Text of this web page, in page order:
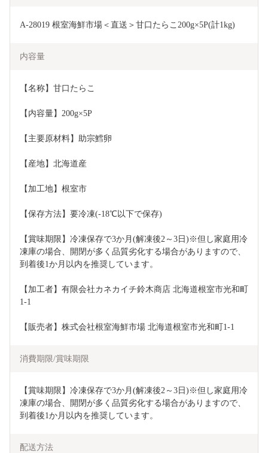
A-28019 根室海鮮市場＜直送＞甘口たらこ200g×5P(計1kg)
内容量
【名称】甘口たらこ
【内容量】200g×5P
【主要原材料】助宗鱈卵
【産地】北海道産
【加工地】根室市
【保存方法】要冷凍(-18℃以下で保存)
【賞味期限】冷凍保存で3か月(解凍後2～3日)※但し家庭用冷
凍庫の場合、開閉が多く品質劣化する場合がありますので、
到着後1か月以内を推奨しています。
【加工者】有限会社カネカイチ鈴木商店 北海道根室市光和町
1-1
【販売者】株式会社根室海鮮市場 北海道根室市光和町1-1
消費期限/賞味期限
【賞味期限】冷凍保存で3か月(解凍後2～3日)※但し家庭用冷
凍庫の場合、開閉が多く品質劣化する場合がありますので、
到着後1か月以内を推奨しています。
配送方法